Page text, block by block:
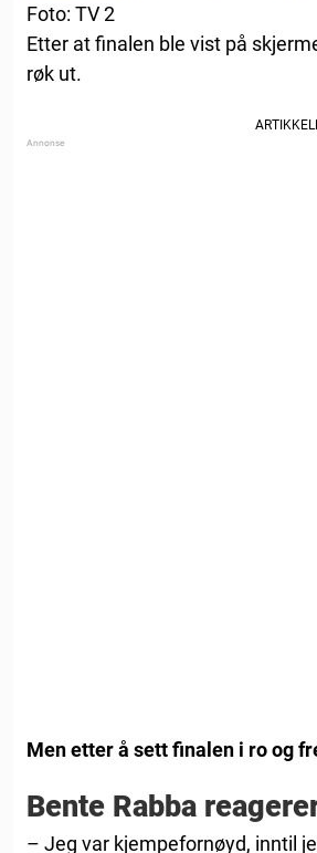
Foto: TV 2
Etter at finalen ble vist på
røk ut.
Men etter å sett finalen i ro og
Bente Rabba
– Jeg var kjempefornøyd, inntil